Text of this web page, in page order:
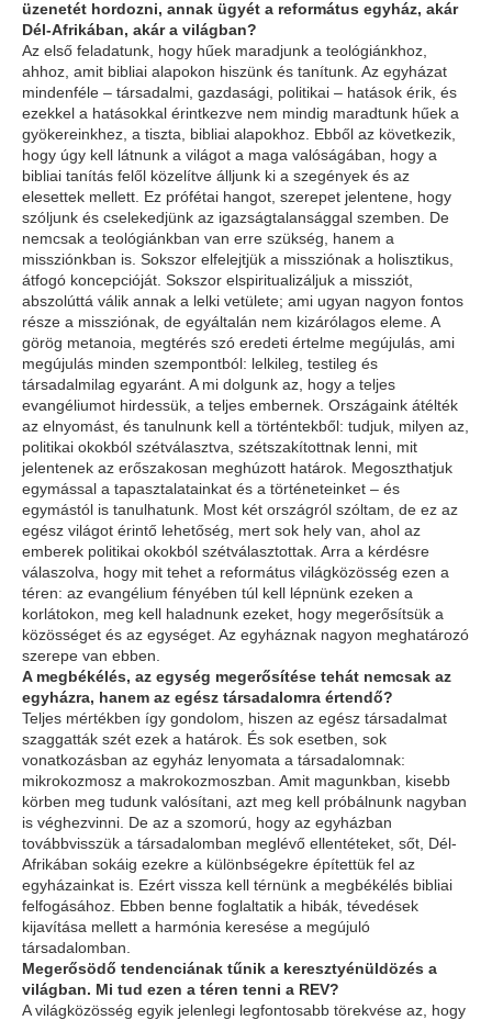
üzenetét hordozni, annak ügyét a református egyház, akár
Dél-Afrikában, akár a világban?
Az első feladatunk, hogy hűek maradjunk a teológiánkhoz,
ahhoz, amit bibliai alapokon hiszünk és tanítunk. Az egyházat
mindenféle – társadalmi, gazdasági, politikai – hatások érik, és
ezekkel a hatásokkal érintkezve nem mindig maradtunk hűek a
gyökereinkhez, a tiszta, bibliai alapokhoz. Ebből az következik,
hogy úgy kell látnunk a világot a maga valóságában, hogy a
bibliai tanítás felől közelítve álljunk ki a szegények és az
elesettek mellett. Ez prófétai hangot, szerepet jelentene, hogy
szóljunk és cselekedjünk az igazságtalansággal szemben. De
nemcsak a teológiánkban van erre szükség, hanem a
missziónkban is. Sokszor elfelejtjük a missziónak a holisztikus,
átfogó koncepcióját. Sokszor elspiritualizáljuk a missziót,
abszolúttá válik annak a lelki vetülete; ami ugyan nagyon fontos
része a missziónak, de egyáltalán nem kizárólagos eleme. A
görög metanoia, megtérés szó eredeti értelme megújulás, ami
megújulás minden szempontból: lelkileg, testileg és
társadalmilag egyaránt. A mi dolgunk az, hogy a teljes
evangéliumot hirdessük, a teljes embernek. Országaink átélték
az elnyomást, és tanulnunk kell a történtekből: tudjuk, milyen az,
politikai okokból szétválasztva, szétszakítottnak lenni, mit
jelentenek az erőszakosan meghúzott határok. Megoszthatjuk
egymással a tapasztalatainkat és a történeteinket – és
egymástól is tanulhatunk. Most két országról szóltam, de ez az
egész világot érintő lehetőség, mert sok hely van, ahol az
emberek politikai okokból szétválasztottak. Arra a kérdésre
válaszolva, hogy mit tehet a református világközösség ezen a
téren: az evangélium fényében túl kell lépnünk ezeken a
korlátokon, meg kell haladnunk ezeket, hogy megerősítsük a
közösséget és az egységet. Az egyháznak nagyon meghatározó
szerepe van ebben.
A megbékélés, az egység megerősítése tehát nemcsak az
egyházra, hanem az egész társadalomra értendő?
Teljes mértékben így gondolom, hiszen az egész társadalmat
szaggatták szét ezek a határok. És sok esetben, sok
vonatkozásban az egyház lenyomata a társadalomnak:
mikrokozmosz a makrokozmoszban. Amit magunkban, kisebb
körben meg tudunk valósítani, azt meg kell próbálnunk nagyban
is véghezvinni. De az a szomorú, hogy az egyházban
továbbvisszük a társadalomban meglévő ellentéteket, sőt, Dél-
Afrikában sokáig ezekre a különbségekre építettük fel az
egyházainkat is. Ezért vissza kell térnünk a megbékélés bibliai
felfogásához. Ebben benne foglaltatik a hibák, tévedések
kijavítása mellett a harmónia keresése a megújuló
társadalomban.
Megerősödő tendenciának tűnik a keresztyénüldözés a
világban. Mi tud ezen a téren tenni a REV?
A világközösség egyik jelenlegi legfontosabb törekvése az, hogy